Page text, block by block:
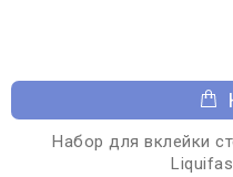
Набор для вклейки